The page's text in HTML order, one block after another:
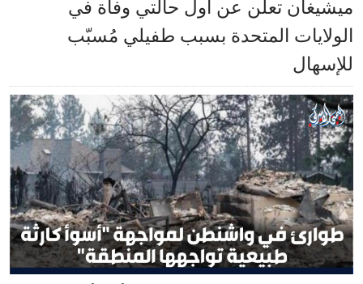
ميشيغان تعلن عن أول حالتي وفاة في
الولايات المتحدة بسبب طفيلي مُسبّب
للإسهال